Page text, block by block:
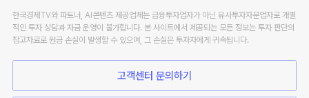
한국경제TV와 파트너, AI콘텐츠 제공업체는 금융투자업자가 아닌 유사투자자문업자로 개별
적인 투자 상담과 자금 운영이 불가합니다. 본 사이트에서 제공되는 모든 정보는 투자 판단의
참고자료로 원금 손실이 발생할 수 있으며, 그 손실은 투자자에게 귀속됩니다.
고객센터 문의하기